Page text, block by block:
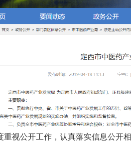
重视公开工作，认真落实信息公